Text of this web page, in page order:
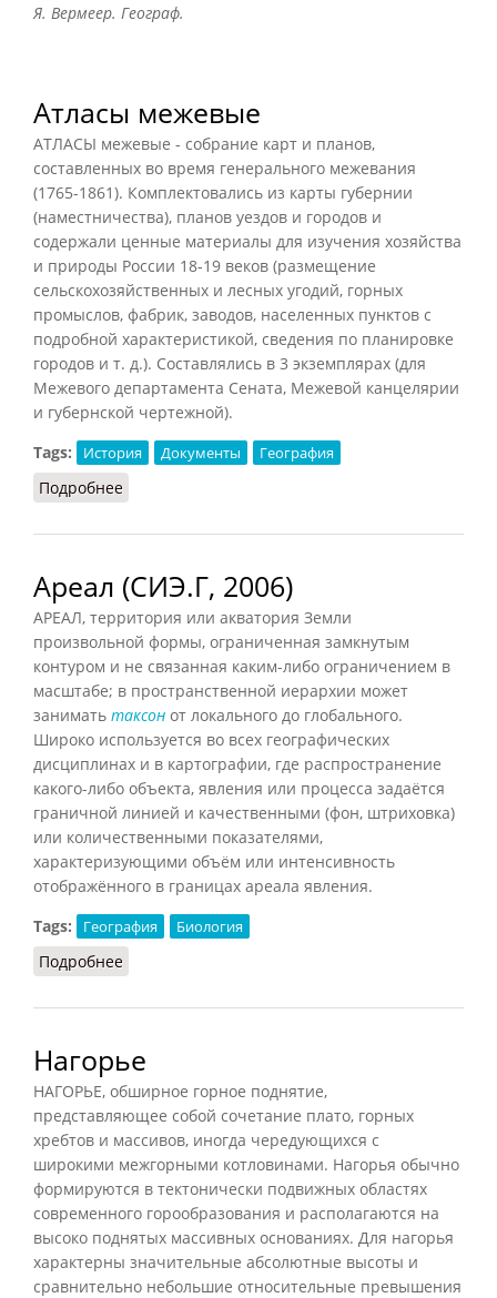
Я. Вермеер. Географ.
Атласы межевые
АТЛАСЫ межевые - собрание карт и планов,
составленных во время генерального межевания
(1765-1861). Комплектовались из карты губернии
(наместничества), планов уездов и городов и
содержали ценные материалы для изучения хозяйства
и природы России 18-19 веков (размещение
сельскохозяйственных и лесных угодий, горных
промыслов, фабрик, заводов, населенных пунктов с
подробной характеристикой, сведения по планировке
городов и т. д.). Составлялись в 3 экземплярах (для
Межевого департамента Сената, Межевой канцелярии
и губернской чертежной).
Tags:
История Документы География
Подробнее
Ареал (СИЭ.Г, 2006)
АРЕАЛ, территория или акватория Земли
произвольной формы, ограниченная замкнутым
контуром и не связанная каким-либо ограничением в
масштабе; в пространственной иерархии может
занимать таксон от локального до глобального.
Широко используется во всех географических
дисциплинах и в картографии, где распространение
какого-либо объекта, явления или процесса задаётся
граничной линией и качественными (фон, штриховка)
или количественными показателями,
характеризующими объём или интенсивность
отображённого в границах ареала явления.
Tags:
География Биология
Подробнее
Нагорье
НАГОРЬЕ, обширное горное поднятие,
представляющее собой сочетание плато, горных
хребтов и массивов, иногда чередующихся с
широкими межгорными котловинами. Нагорья обычно
формируются в тектонически подвижных областях
современного горообразования и располагаются на
высоко поднятых массивных основаниях. Для нагорья
характерны значительные абсолютные высоты и
сравнительно небольшие относительные превышения